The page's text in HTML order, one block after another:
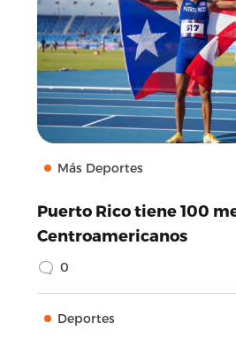
Más Deportes
Puerto Rico tiene 100
Centroamericanos
0
Deportes